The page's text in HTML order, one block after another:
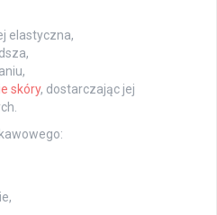
elastyczna,
skóry, dostarczając jej